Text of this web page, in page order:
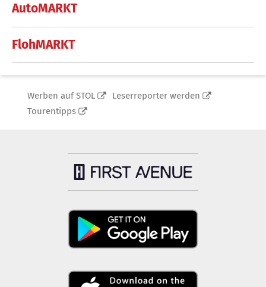
AutoMARKT
FlohMARKT
Werben auf STOL
Leserreporter werden
Tourentipps